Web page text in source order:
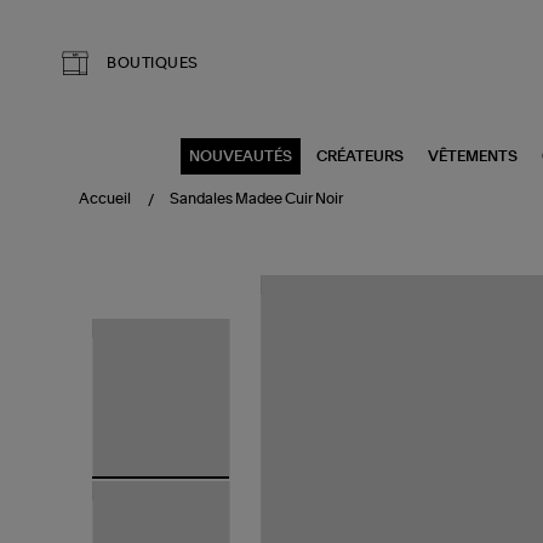
BOUTIQUES
NOUVEAUTÉS CRÉATEURS VÊTEMENTS
Accueil Sandales Madee Cuir Noir